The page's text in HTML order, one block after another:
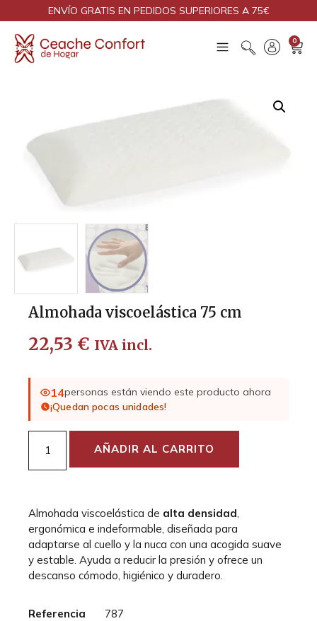
ENVÍO GRATIS EN PEDIDOS SUPERIORES A 75€
0
Almohada viscoelástica 75 cm
22,53 € IVA incl.
14personas están viendo este producto ahora
¡Quedan pocas unidades!
AÑADIR AL CARRITO
Almohada viscoelástica de alta densidad
ergonómica e indeformable, diseñada para
adaptarse al cuello y la nuca con una acogida suave
y estable. Ayuda a reducir la presión y ofrece un
descanso cómodo, higiénico y duradero.
Referencia
787